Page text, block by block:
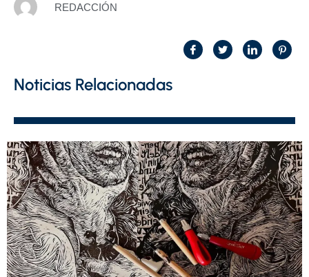
REDACCIÓN
Noticias Relacionadas